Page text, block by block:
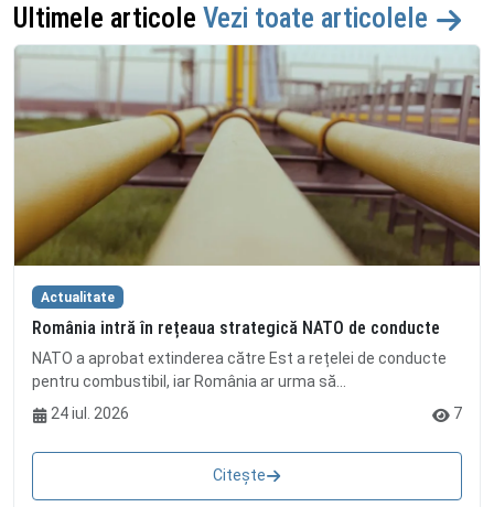
Ultimele articole Vezi toate articolele
Actualitate
România intră în rețeaua strategică NATO de conducte
NATO a aprobat extinderea către Est a rețelei de conducte
pentru combustibil, iar România ar urma să...
24 iul. 2026
7
Citește